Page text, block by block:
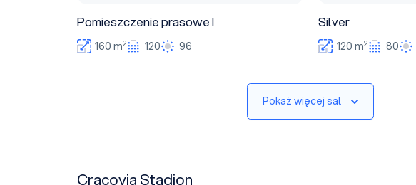
Pomieszczenie prasowe I
160 m2 120 96
Silver
120 m2 80
Pokaż więcej sal
Cracovia Stadion